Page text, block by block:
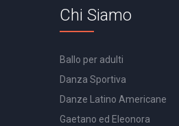
Chi Siamo
Ballo per adulti
Danza Sportiva
Danze Latino Americane
Gaetano ed Eleonora